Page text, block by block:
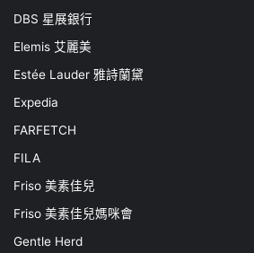
DBS 星展銀行
Elemis 艾麗美
Estée Lauder 雅詩蘭黛
Expedia
FARFETCH
FILA
Friso 美素佳兒
Friso 美素佳兒媽咪會
Gentle Herd